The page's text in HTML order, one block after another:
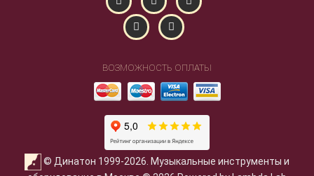
ВОЗМОЖНОСТЬ ОПЛАТЫ
© Динатон 1999-2026. Музыкальные инструменты и